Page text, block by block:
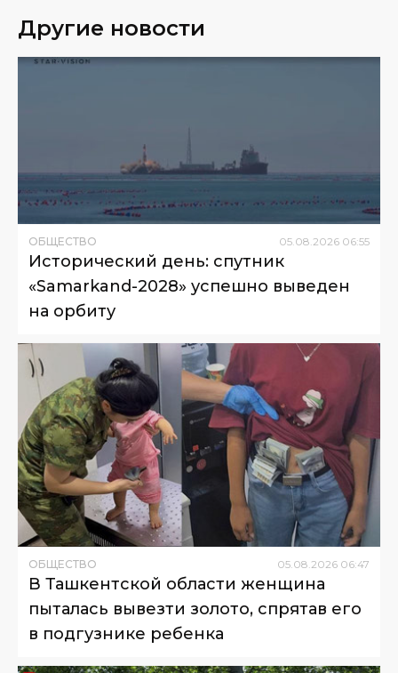
Другие новости
ОБЩЕСТВО 05 08 2026 06:55
Исторический день: спутник
«Samarkand-2028» успешно выведен
на орбиту
ОБЩЕСТВО 05.08.2026 06:47
В Ташкентской области женщина
пыталась вывезти золото, спрятав его
в подгузнике ребенка